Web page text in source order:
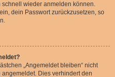
wieder anmelden können.
dein Passwort zurückzusetzen, so
„Angemeldet bleiben“ nicht
Dies verhindert den